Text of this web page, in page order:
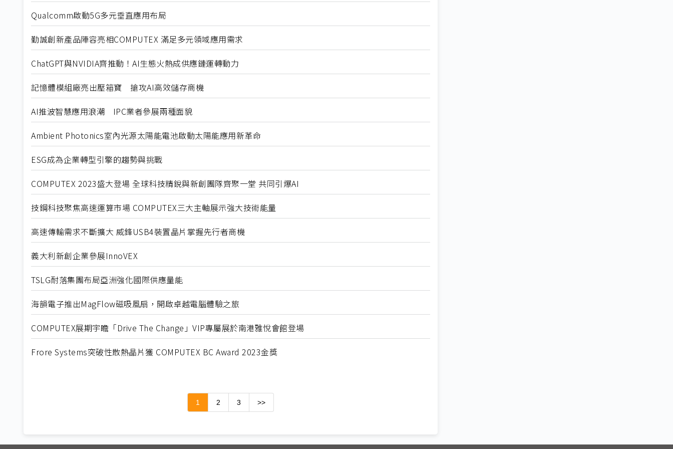
Qualcomm啟動5G多元垂直應用布局
勤誠創新產品陣容亮相COMPUTEX 滿足多元領域應用需求
ChatGPT與NVIDIA齊推動！AI生態火熱成供應鏈運轉動力
記憶體模組廠亮出壓箱寶 搶攻AI高效儲存商機
AI推波智慧應用浪潮 IPC業者參展兩種面貌
Ambient Photonics室內光源太陽能電池啟動太陽能應用新革命
ESG成為企業轉型引擎的趨勢與挑戰
COMPUTEX 2023盛大登場 全球科技精銳與新創團隊齊聚一堂 共同引爆AI
技鋼科技聚焦高速運算市場 COMPUTEX三大主軸展示強大技術能量
高速傳輸需求不斷擴大 威鋒USB4裝置晶片掌握先行者商機
義大利新創企業參展InnoVEX
TSLG耐落集團布局亞洲強化國際供應量能
海韻電子推出MagFlow磁吸風扇，開啟卓越電腦體驗之旅
COMPUTEX展期宇瞻「Drive The Change」VIP專屬展於南港雅悅會館登場
Frore Systems突破性散熱晶片獲 COMPUTEX BC Award 2023金獎
1 2 3 >>